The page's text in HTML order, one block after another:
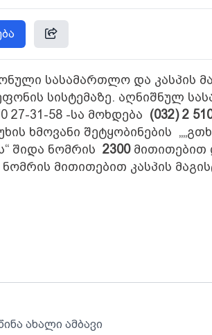
სასამართლო და კასპის
სისტემაზე. აღნიშნულ
27-31-58 -სა მოხდება (032)2
ხმოვანი შეტყობინების
შიდა ნომრის 2300მითითებით
ნომრის მითითებით კასპის
ახალი ამბავი